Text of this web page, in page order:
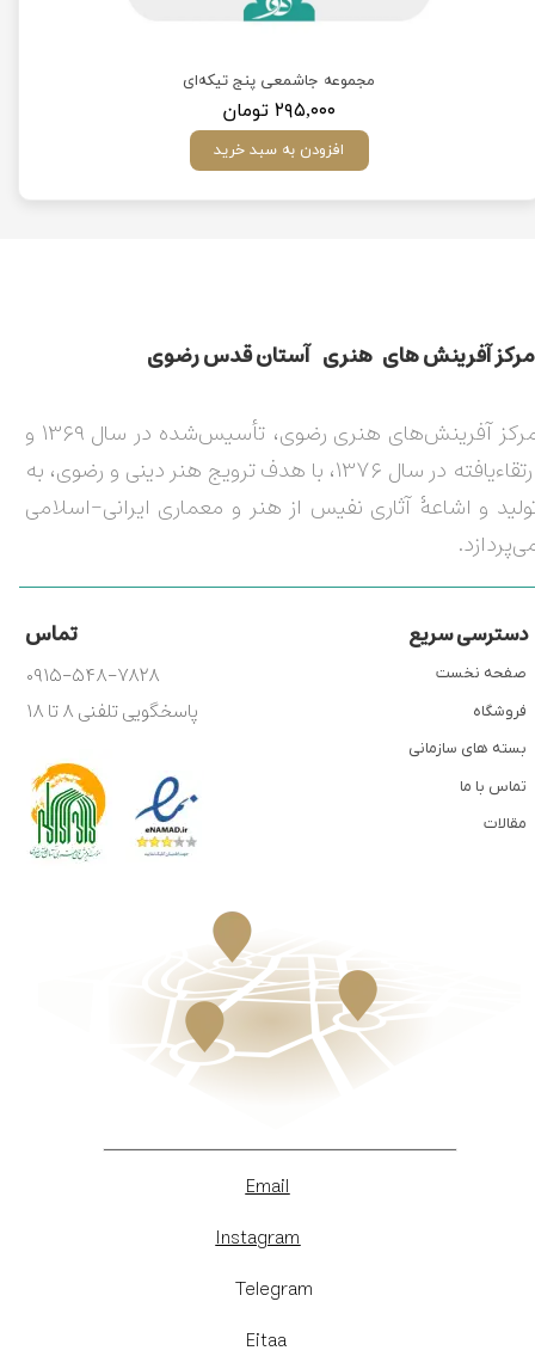
مجموعه جاشمعی پنج تیکه‌ای
۲۹۵,۰۰۰ تومان
افزودن به سبد خرید
مركز آفرينش های هنری آستان قدس رضوی​​​​​​​​​​​​​​
مرکز آفرینش‌های هنری رضوی، تأسیس‌شده در سال ۱۳۶۹ و
ارتقاءیافته در سال ۱۳۷۶، با هدف ترویج هنر دینی و رضوی، به
و اشاعۀ آثاری نفیس از هنر و معماری ایرانی-اسلامی
دسترسی سریع تماس
۰۹۱۵-۵۴۸-۷۸۲۸
پاسخگویی تلفنی ۸ تا ۱۸
صفحه نخست
فروشگاه
بسته های سازمانی
تماس با ما
مقالات
Email
Instagram
​Telegram
Eitaa